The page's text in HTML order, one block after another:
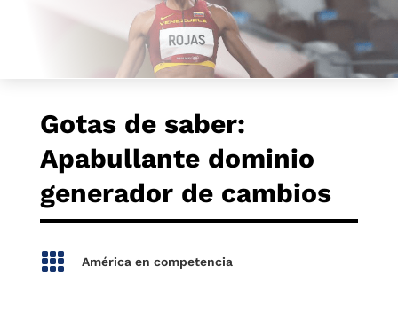
Gotas de saber:
Apabullante dominio
generador de cambios
 América en competencia